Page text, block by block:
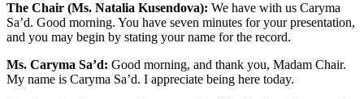
The Chair (Ms. Natalia Kusendova): We have with us Caryma
Sa’d. Good morning. You have seven minutes for your presentation,
and you may begin by stating your name for the record.
Ms. Caryma Sa’d: Good morning, and thank you, Madam Chair.
My name is Caryma Sa’d. I appreciate being here today.